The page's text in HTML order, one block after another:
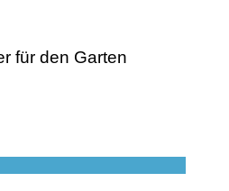
für den Garten